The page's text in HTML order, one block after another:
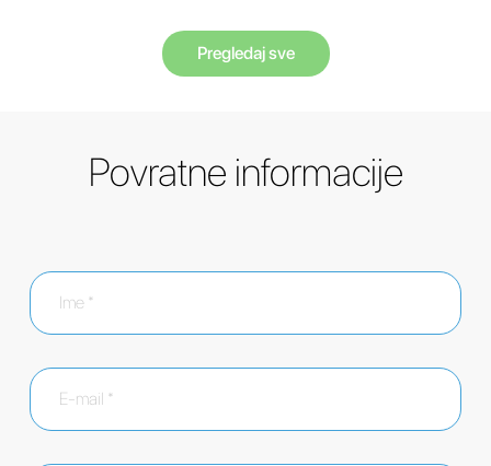
Pregledaj sve
Povratne informacije